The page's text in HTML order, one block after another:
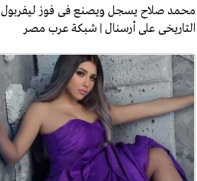
محمد صلاح يسجل ويصنع فى فوز ليفربول
التاريخى على أرسنال | شبكة عرب مصر